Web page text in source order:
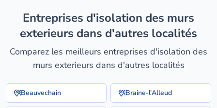
entreprises d'isolation des murs
exterieurs dans d'autres localités
Comparez les meilleurs entreprises d'isolation des
murs exterieurs dans d'autres localités
Beauvechain Braine-l'Alleud